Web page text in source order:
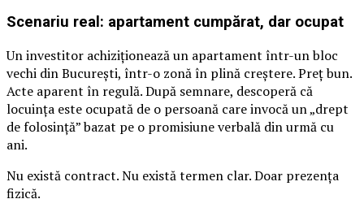
Scenariu real: apartament cumpărat, dar ocupat
Un investitor achiziționează un apartament într-un bloc
vechi din București, într-o zonă în plină creștere. Preț bun.
Acte aparent în regulă. După semnare, descoperă că
locuința este ocupată de o persoană care invocă un „drept
de folosință” bazat pe o promisiune verbală din urmă cu
ani.
Nu există contract. Nu există termen clar. Doar prezența
fizică.